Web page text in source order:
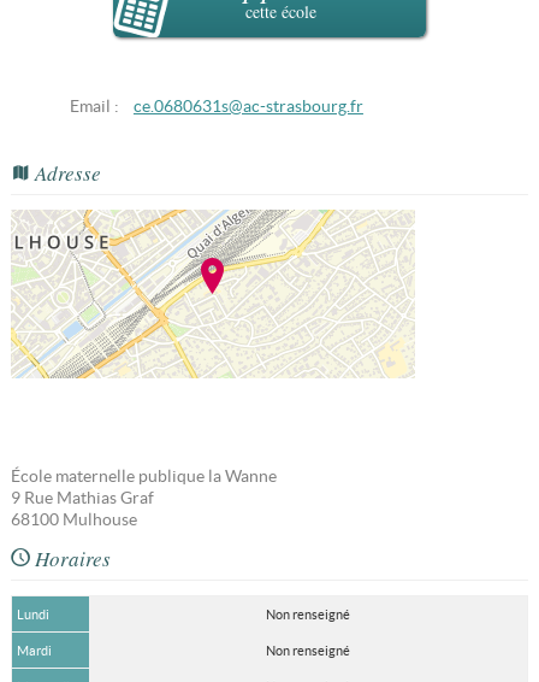
cette école
Email : ce.0680631s@ac-strasbourg.fr
Adresse
École maternelle publique la Wanne
9 Rue Mathias Graf
68100 Mulhouse
Horaires
Lundi Non renseigné
Mardi Non renseigné